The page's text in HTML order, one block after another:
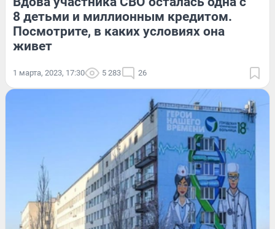
8 детьми и миллионным кредитом.
Посмотрите, в каких условиях она
живет
1 марта, 2023, 17:30 5 283 26